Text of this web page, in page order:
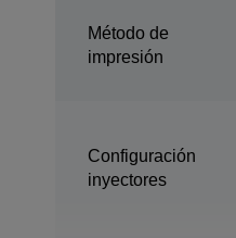
Método de
impresión
Configuración
inyectores